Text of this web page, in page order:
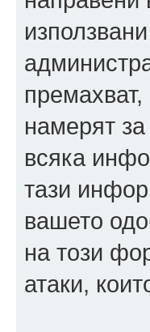
намерят
всяка
тази
вашето
на този
атаки,